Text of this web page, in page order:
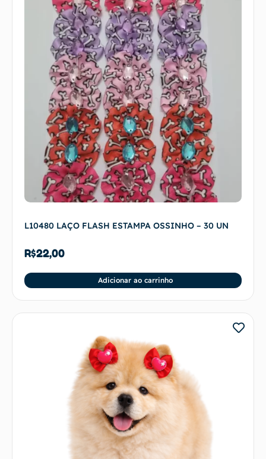
L10480 LAÇO FLASH ESTAMPA OSSINHO – 30 UN
R$22,00
Adicionar ao carrinho